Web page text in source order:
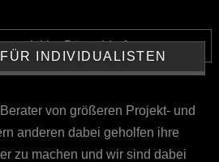
von größeren Projekt- und
anderen dabei geholfen ihre
zu machen und wir sind dabei
INDIVIDUALISTEN